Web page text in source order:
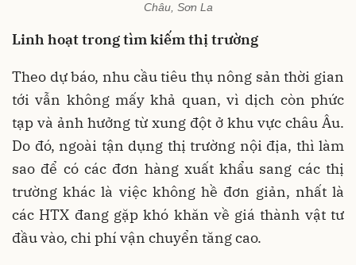
Châu, Sơn La
Linh hoạt trong tìm kiếm thị trường
Theo dự báo, nhu cầu tiêu thụ nông sản thời gian
tới vẫn không mấy khả quan, vì dịch còn phức
tạp và ảnh hưởng từ xung đột ở khu vực châu Âu.
Do đó, ngoài tận dụng thị trường nội địa, thì làm
sao để có các đơn hàng xuất khẩu sang các thị
trường khác là việc không hề đơn giản, nhất là
các HTX đang gặp khó khăn về giá thành vật tư
đầu vào, chi phí vận chuyển tăng cao.